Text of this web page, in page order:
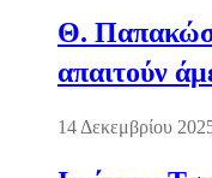
Θ.
απαιτούν
14 Δεκεμβρίου